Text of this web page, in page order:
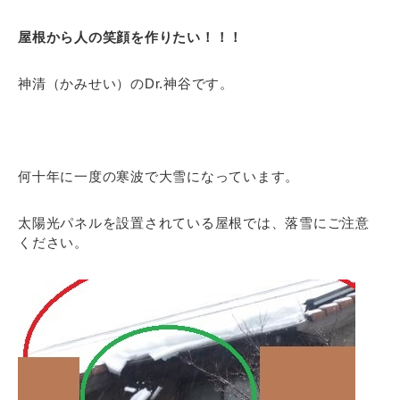
屋根から人の笑顔を作りたい！！！
神清（かみせい）のDr.神谷です。
何十年に一度の寒波で大雪になっています。
太陽光パネルを設置されている屋根では、落雪にご注意
ください。